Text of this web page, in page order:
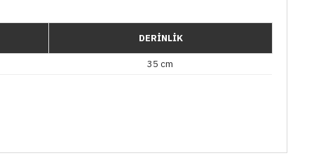
DERİNLİK
35 cm